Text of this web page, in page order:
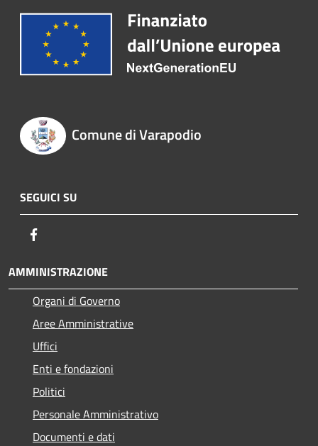
Comune di Varapodio
SEGUICI SU
AMMINISTRAZIONE
Organi di Governo
Aree Amministrative
Uffici
Enti e fondazioni
Politici
Personale Amministrativo
Documenti e dati